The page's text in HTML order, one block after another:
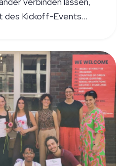
des Kickoff-Events
Siewert und Georg
bot die Veranstaltung
die konkrete
für eine